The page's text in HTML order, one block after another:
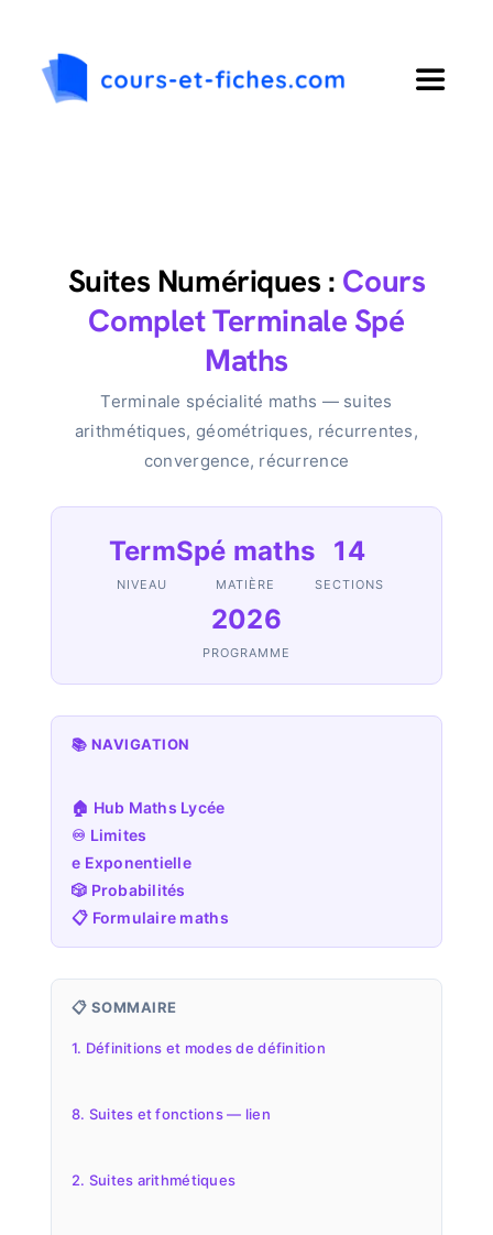
contenu
Toggle
Collège
Suites Numériques : Cours
Complet Terminale Spé
Maths
Terminale spécialité maths — suites
arithmétiques, géométriques, récurrentes,
convergence, récurrence
Term
NIVEAU
Spé maths
MATIÈRE
14
SECTIONS
2026
PROGRAMME
📚 NAVIGATION
🏠 Hub Maths Lycée
♾️ Limites
e Exponentielle
🎲 Probabilités
📋 Formulaire maths
📋 SOMMAIRE
1. Définitions et modes de définition
8. Suites et fonctions — lien
2. Suites arithmétiques